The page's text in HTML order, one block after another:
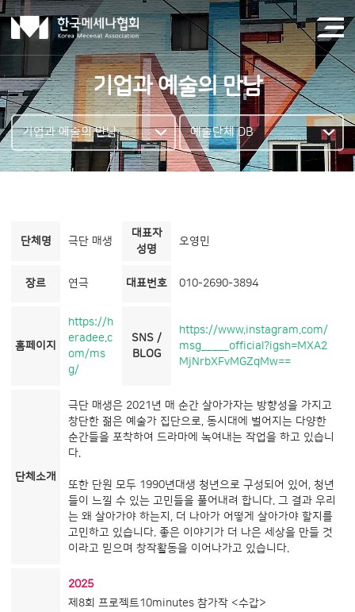
기업과 예술의 만남
기업과 예술의 만남 예술단체 DB
단체명 극단 매생
대표자
성명
오영민
장르 연극 대표번호 010-2690-3894
홈페이지
https://h
eradee.c
om/ms
g/
SNS /
BLOG
https://www.instagram.com/
msg_____official?igsh=MXA2
MjNrbXFvMGZqMw==
단체소개
극단 매생은 2021년 매 순간 살아가자는 방향성을 가지고
창단한 젊은 예술가 집단으로, 동시대에 벌어지는 다양한
순간들을 포착하여 드라마에 녹여내는 작업을 하고 있습니
다.
또한 단원 모두 1990년대생 청년으로 구성되어 있어, 청년
들이 느낄 수 있는 고민들을 풀어내려 합니다. 그 결과 우리
는 왜 살아가야 하는지, 더 나아가 어떻게 살아가야 할지를
고민하고 있습니다. 좋은 이야기가 더 나은 세상을 만들 것
이라고 믿으며 창작활동을 이어나가고 있습니다.
2025
제8회 프로젝트10minutes 참가작 <수갑>